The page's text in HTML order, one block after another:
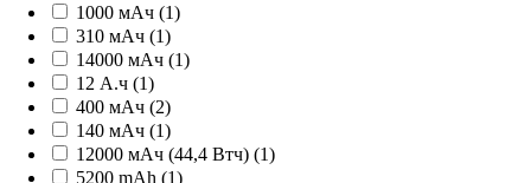
1000 мАч (1)
310 мАч (1)
14000 мАч (1)
12 А.ч (1)
400 мАч (2)
140 мАч (1)
12000 мАч (44,4 Втч) (1)
5200 mAh (1)